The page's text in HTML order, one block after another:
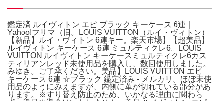
鑑定済 ルイヴィトン エピ ブラック キーケース 6連｜
Yahoo!フリマ（旧。LOUIS VUITTON（ルイ・ヴィトン）
【新品】ルイ・ヴィトン 6連キー。楽天市場】【超美品】
ルイヴィトン キーケース 6連 ミュルティクレ6。LOUIS
VUITTON ルイヴィトン キーケースミュルティクレ6カス
ティリアンレッド未使用品を購入し、数回使用しました。
みゆき。ご了承ください。美品】LOUIS VUITTON エピ
キーケース 6連 ☆ブラック 鑑定済み - メルカリ。ほぼ未使
用品のようにみえますが、内側に革が切れている部分があ
ります。※すり替え防止のため、いかなる理由に関わら